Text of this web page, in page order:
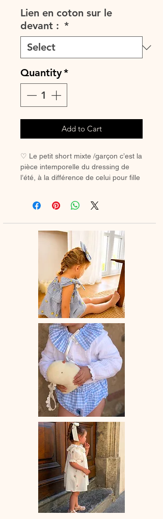
Lien en coton sur le
devant : *
Quantity*
Add to Cart
♡ Le petit short mixte /garçon c’est la
pièce intemporelle du dressing de
l’été, à la différence de celui pour fille
♡Short entièrement réalisé à la main.
lien en coton décoratif .
Le short taille légèrement grand, si
vous hésitez entre deux tailles
prendre celle du dessous.
♡ Le délai de fabrication est de 15 à
28 jours ouvrés selon les commandes
en cours.
♡ Lavage à la main ou en machine
30° max, couleurs similaires, cycle
délicat. Ne pas utilser de sèche-linge.